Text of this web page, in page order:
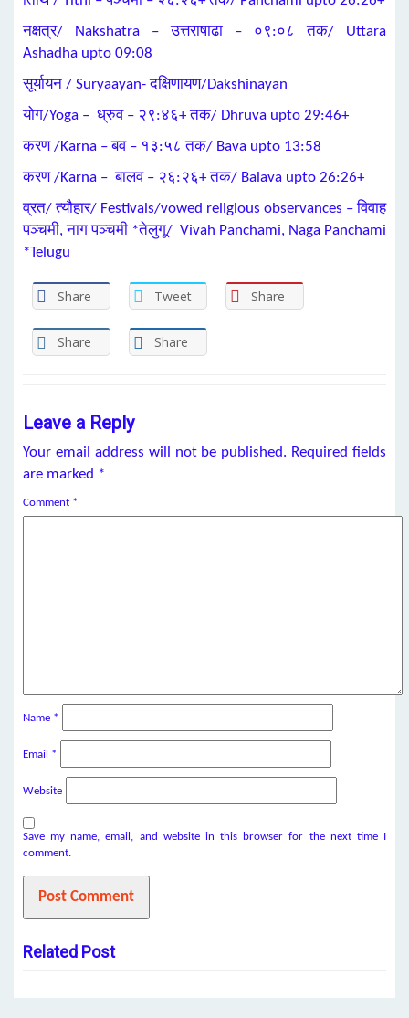
नक्षत्र/ Nakshatra – उत्तराषाढा – ०९:०८ तक/ Uttara
Ashadha upto 09:08
सूर्यायन / Suryaayan- दक्षिणायण/Dakshinayan
योग/Yoga – ध्रुव – २९:४६+ तक/ Dhruva upto 29:46+
करण /Karna – बव – १३:५८ तक/ Bava upto 13:58
करण /Karna – बालव – २६:२६+ तक/ Balava upto 26:26+
व्रत/ त्यौहार/ Festivals/vowed religious observances – विवाह
पञ्चमी, नाग पञ्चमी *तेलुगू/ Vivah Panchami, Naga Panchami
*Telugu
Share Tweet Share
Share Share
Leave a Reply
Your email address will not be published. Required fields
are marked *
Comment *
Name *
Email *
Website
Save my name, email, and website in this browser for the next time I
comment.
Related Post